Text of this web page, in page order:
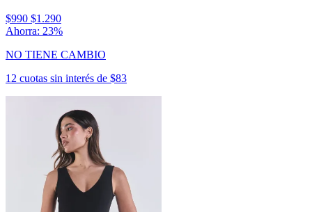
$990 $1.290
Ahorra: 23%
NO TIENE CAMBIO
12 cuotas sin interés de $83